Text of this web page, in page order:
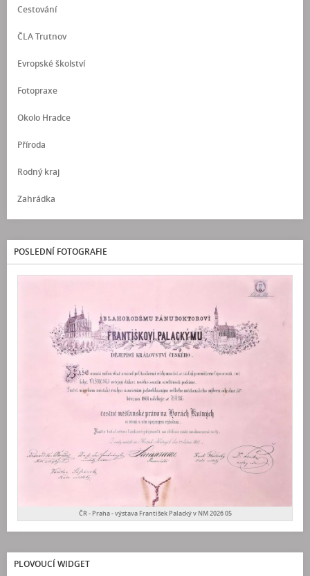
Cestování
ČLA Trutnov
Evropské školství
Fotopraxe
Okolo Hradce
Příroda
Rodný kraj
Zahrádka
POSLEDNÍ FOTOGRAFIE
ČR - Praha - výstava František Palacký v NM 2026 05
PLOVOUCÍ WIDGET